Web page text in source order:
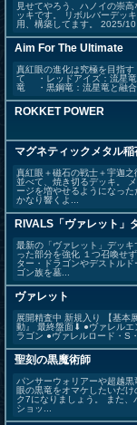
見せてやろう、ハノイの崇
ッキです。 リボルバーデッ
用、構築してます。 2025/
Aim For The Ultimate
真紅眼の進化は究極を目指
て ・レッドアイズ：流星
竜 ・黒鋼竜：流星竜と融
ROKKET POWER
マグネティックメタル稲
真紅眼＋磁石の戦士＋宇迦
並べて、焼き切るデッキ。
ージを増やせるようになっ
かなり響くよ...
RIVALS「ヴァレット」
最新の「ヴァレット」デッ
った部分を強化 １つ召喚せ
ター・ドラゴンやデストル
ゴン族を墓...
ヴァレット
展開精査中 新規入り 【基本
動』 最終盤面⬇ ●ヴァレルエ
ラゴン ●ヴァレルロード・S
聖刻の黒魔術師
パンサーウォリアーや超越
眼の黒竜をオマケしたいだ
ク7になりましょう。 また、
ショッ...